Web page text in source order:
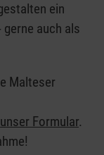
ein
gerne auch als
Malteser
unser Formular.